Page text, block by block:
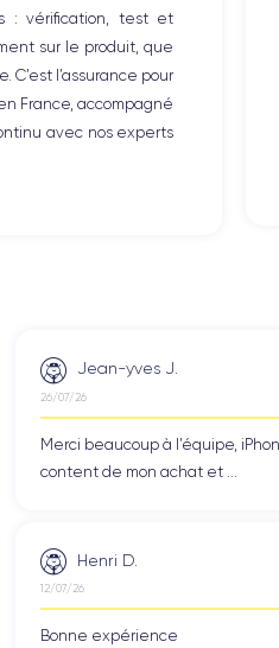
: vérification, test et
sur le produit, que
l’assurance pour
France, accompagné
avec nos experts
Jean-yves J.
26/07/26
Merci beaucoup à l’équipe,
content de mon achat et ...
Henri D.
12/07/26
Bonne expérience